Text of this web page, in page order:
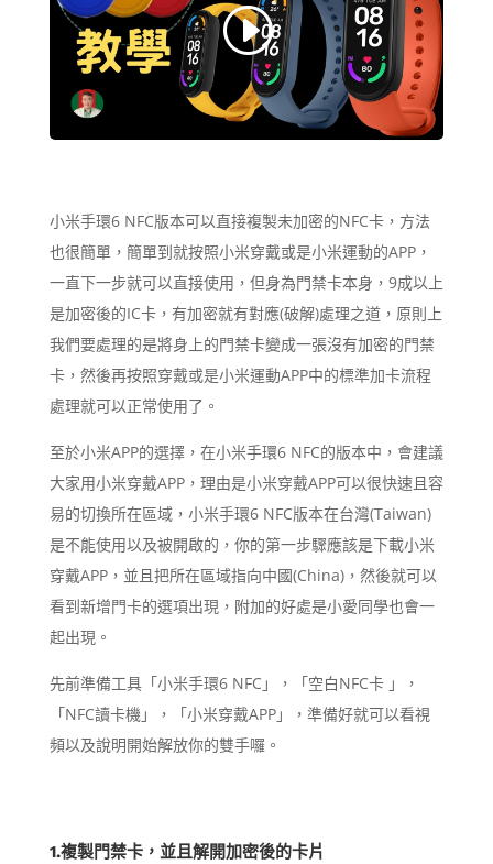
小米手環6 NFC版本可以直接複製未加密的NFC卡，方法
也很簡單，簡單到就按照小米穿戴或是小米運動的APP，
一直下一步就可以直接使用，但身為門禁卡本身，9成以上
是加密後的IC卡，有加密就有對應(破解)處理之道，原則上
我們要處理的是將身上的門禁卡變成一張沒有加密的門禁
卡，然後再按照穿戴或是小米運動APP中的標準加卡流程
處理就可以正常使用了。
至於小米APP的選擇，在小米手環6 NFC的版本中，會建議
大家用小米穿戴APP，理由是小米穿戴APP可以很快速且容
易的切換所在區域，小米手環6 NFC版本在台灣(Taiwan)
是不能使用以及被開啟的，你的第一步驟應該是下載小米
穿戴APP，並且把所在區域指向中國(China)，然後就可以
看到新增門卡的選項出現，附加的好處是小愛同學也會一
起出現。
先前準備工具「小米手環6 NFC」，「空白NFC卡 」，
「NFC讀卡機」，「小米穿戴APP」，準備好就可以看視
頻以及說明開始解放你的雙手囉。
1.複製門禁卡，並且解開加密後的卡片